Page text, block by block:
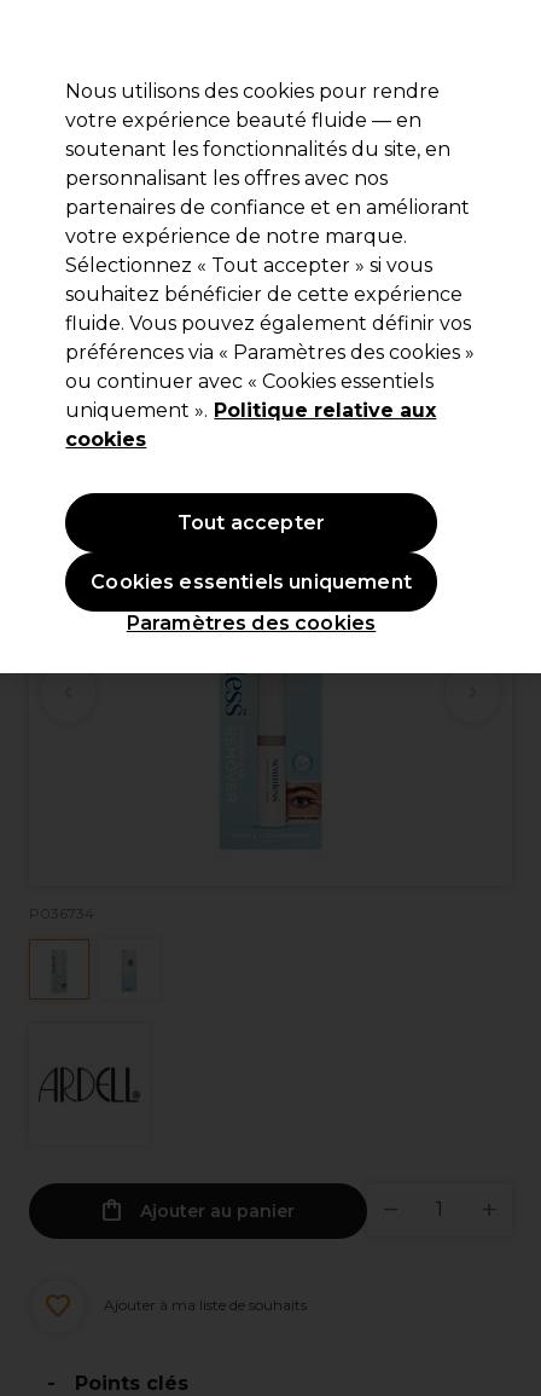
Se connecter
Marques Bons plans Coiffure Electro et Matériel
Livraison et délais
lire la suite
Ardell
Ardell Seamless Remover
0 )
6,99 €Hors TVA(TARIF PROFESSIONNEL)
8,39 €TVA incluse)
P036734
Ajouter au panier
Ajouter à ma liste de souhaits
Points clés
Nous utilisons des cookies pour rendre
votre expérience beauté fluide — en
soutenant les fonctionnalités du site, en
personnalisant les offres avec nos
partenaires de confiance et en améliorant
votre expérience de notre marque.
Sélectionnez « Tout accepter » si vous
souhaitez bénéficier de cette expérience
fluide. Vous pouvez également définir vos
préférences via « Paramètres des cookies »
ou continuer avec « Cookies essentiels
uniquement ». Politique relative aux
cookies
Paramètres des cookies
Cookies essentiels uniquement
Tout accepter